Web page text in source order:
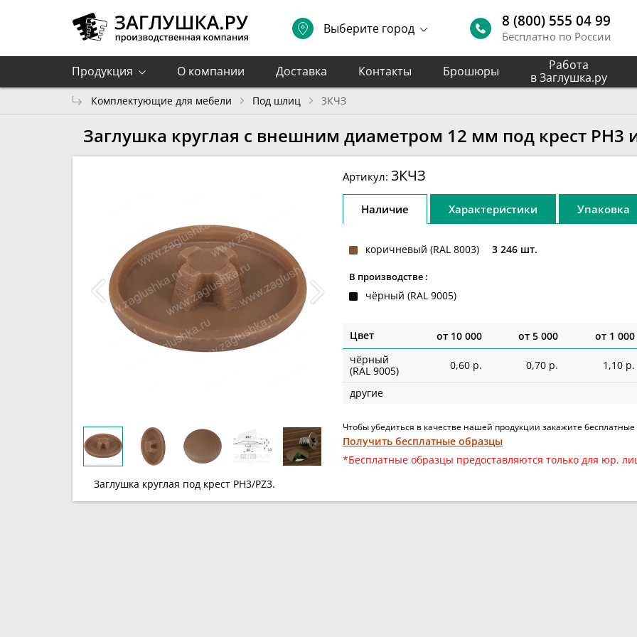
Выберите город 8 (800) 555 04 99
Бесплатно по России
Продукция О компании Доставка Контакты Брошюры
Работа
в Заглушка.ру
Комплектующие для мебели Под шлиц 3КЧЗ
Заглушка круглая с внешним диаметром 12 мм под крест PH3
Артикул: 3КЧЗ
Наличие Характеристики Упаковка
коричневый (RAL 8003) 3 246 шт.
В производстве :
чёрный (RAL 9005)
Цвет от 10 000 от 5 000 от 1 000
чёрный
(RAL 9005)
0,60 р. 0,70 р. 1,10 р.
другие
Чтобы убедиться в качестве нашей продукции закажите
Получить бесплатные образцы
*Бесплатные образцы предоставляются только для юр.
Заглушка круглая под крест PH3/PZ3.